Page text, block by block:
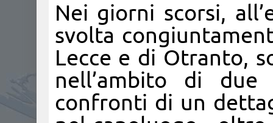
Nei giorni scorsi,
svolta
Lecce e di Otranto,
nell’ambito di
confronti di un